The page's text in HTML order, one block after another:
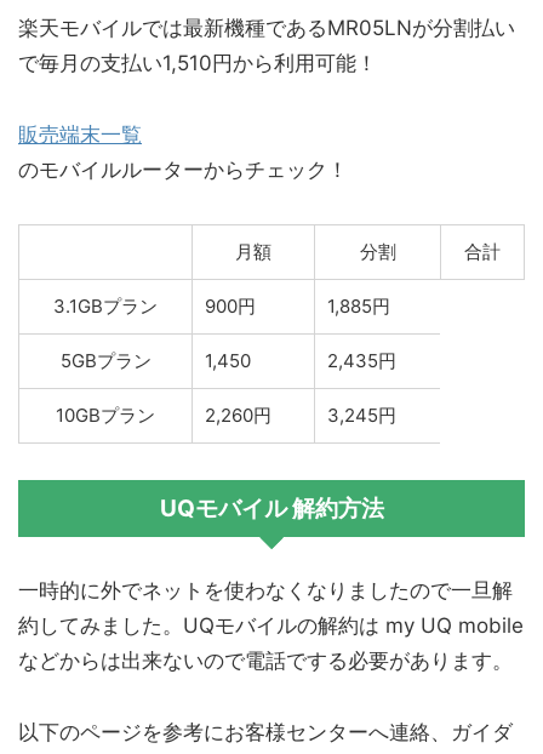
楽天モバイルでは最新機種であるMR05LNが分割払い
で毎月の支払い1,510円から利用可能！
販売端末一覧
のモバイルルーターからチェック！
月額 分割 合計
3.1GBプラン 900円 1,885円
5GBプラン 1,450 2,435円
10GBプラン 2,260円 3,245円
UQモバイル 解約方法
一時的に外でネットを使わなくなりましたので一旦解
約してみました。UQモバイルの解約は my UQ mobile
などからは出来ないので電話でする必要があります。
以下のページを参考にお客様センターへ連絡、ガイダ